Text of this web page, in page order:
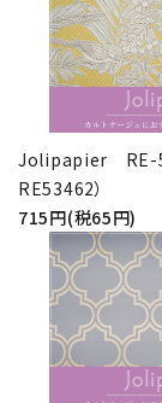
Jolipapier RE-
RE53462）
715円(税65円)